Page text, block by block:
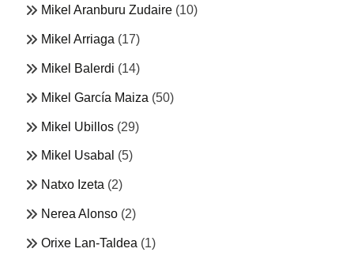
Mikel Aranburu Zudaire (10)
Mikel Arriaga (17)
Mikel Balerdi (14)
Mikel García Maiza (50)
Mikel Ubillos (29)
Mikel Usabal (5)
Natxo Izeta (2)
Nerea Alonso (2)
Orixe Lan-Taldea (1)